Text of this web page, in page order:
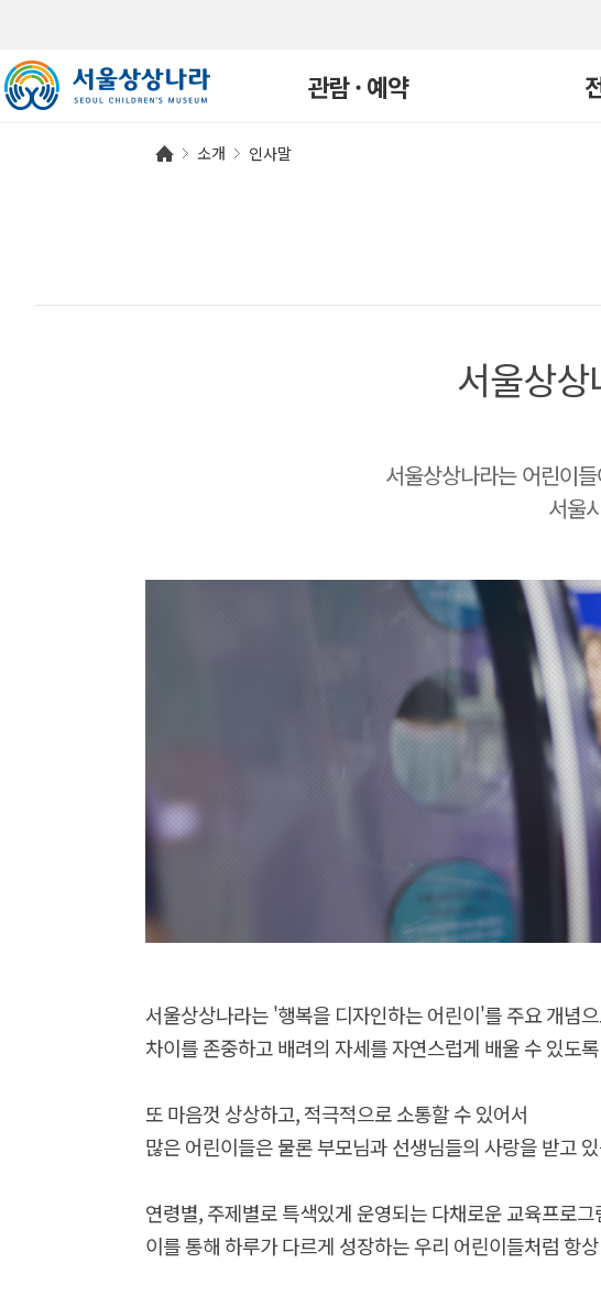
관람 · 예약
예약확인
소개 인사말
서울상
서울상상나라는 어린이
서울
서울상상나라는 '행복을 디자인하는 어린이'를 주요 개념
차이를 존중하고 배려의 자세를 자연스럽게 배울 수 있도
또 마음껏 상상하고, 적극적으로 소통할 수 있어서
많은 어린이들은 물론 부모님과 선생님들의 사랑을 받고
연령별, 주제별로 특색있게 운영되는 다채로운 교육프로
이를 통해 하루가 다르게 성장하는 우리 어린이들처럼 항